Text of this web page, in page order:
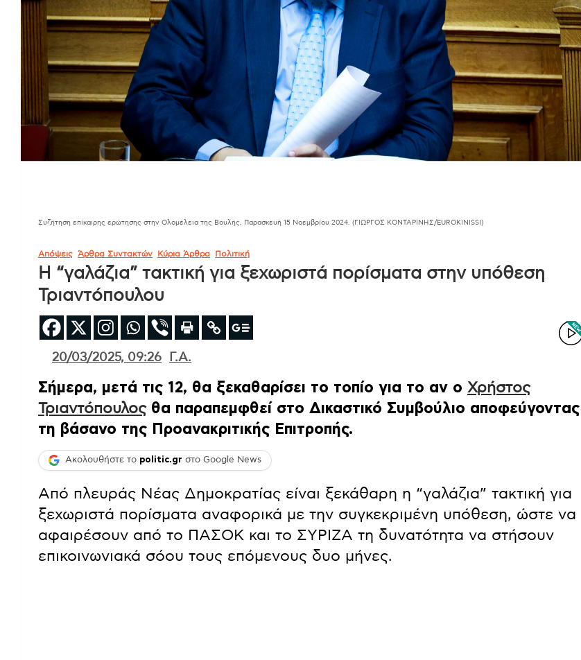
Συζήτηση επίκαιρης ερώτησης στην Ολομέλεια της Βουλής, Παρασκευή 15 Νοεμβρίου 2024. (ΓΙΩΡΓΟΣ ΚΟΝΤΑΡΙΝΗΣ/EUROKINISSI)
Απόψεις Άρθρα Συντακτών Κύρια Άρθρα Πολιτική
Η “γαλάζια” τακτική για ξεχωριστά πορίσματα στην υπόθεση
Τριαντόπουλου
20/03/2025, 09:26 Γ.Α.
Σήμερα, μετά τις 12, θα ξεκαθαρίσει το τοπίο για το αν ο Χρήστος
Τριαντόπουλοςθα παραπεμφθεί στο Δικαστικό Συμβούλιο αποφεύγοντας
τη βάσανο της Προανακριτικής Επιτροπής.
Ακολουθήστε το politic.gr στο Google News
Από πλευράς Νέας Δημοκρατίας είναι ξεκάθαρη η “γαλάζια” τακτική για
ξεχωριστά πορίσματα αναφορικά με την συγκεκριμένη υπόθεση, ώστε να
αφαιρέσουν από το ΠΑΣΟΚ και το ΣΥΡΙΖΑ τη δυνατότητα να στήσουν
επικοινωνιακά σόου τους επόμενους δυο μήνες.